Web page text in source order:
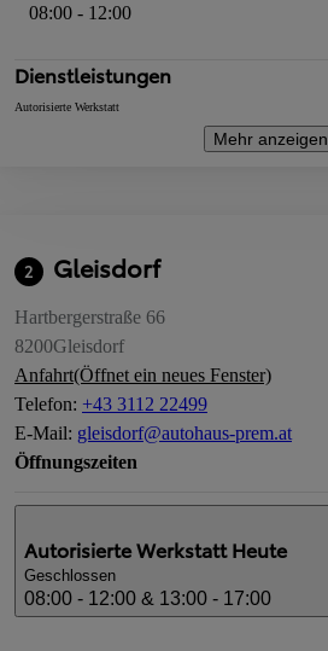
08:00 - 12:00
Dienstleistungen
Autorisierte Werkstatt
Mehr anzeigen
2 Gleisdorf
Hartbergerstraße 66
8200Gleisdorf
Anfahrt(Öffnet ein neues Fenster)
Telefon: +43 3112 22499
E-Mail: gleisdorf@autohaus-prem.at
Öffnungszeiten
Autorisierte Werkstatt Heute
Geschlossen
08:00 - 12:00 & 13:00 - 17:00